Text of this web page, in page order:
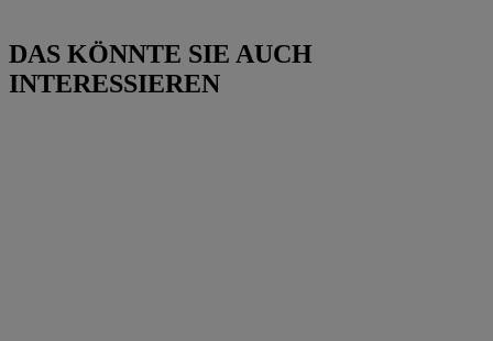
DAS KÖNNTE SIE AUCH
INTERESSIEREN